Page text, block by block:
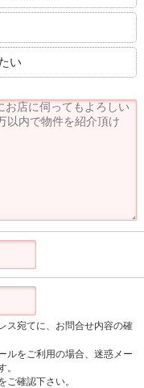
い
ス宛てに、お問合せ内容の確
ルをご利用の場合、迷惑メー
。
ご確認下さい。